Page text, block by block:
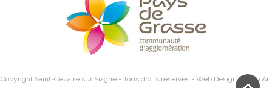
Copyright Saint-Cézaire sur Siagne - Tous droits réservés - Web DesignStudio Art